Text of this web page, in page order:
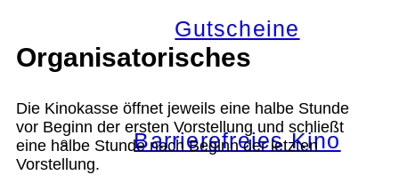
Gutscheine
Barrierefreies Kino
Organisatorisches
Die Kinokasse öffnet jeweils eine halbe Stunde
vor Beginn der ersten Vorstellung und schließt
eine halbe Stunde nach Beginn der letzten
Vorstellung.